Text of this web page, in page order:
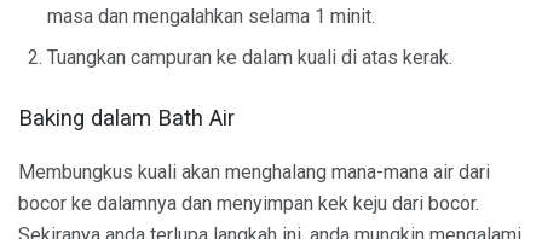
masa dan mengalahkan selama 1 minit.
Tuangkan campuran ke dalam kuali di atas kerak.
Baking dalam Bath Air
Membungkus kuali akan menghalang mana-mana air dari
bocor ke dalamnya dan menyimpan kek keju dari bocor.